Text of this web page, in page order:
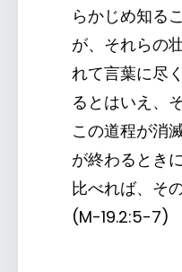
らかじめ知る
が、それらの
れて言葉に尽
るとはいえ、
この道程が消
が終わるとき
比べれば、そ
(M-19.2:5-7)